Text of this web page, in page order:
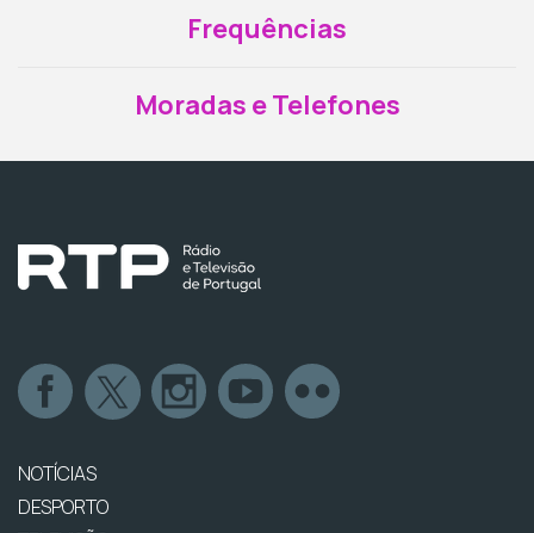
Frequências
Moradas e Telefones
NOTÍCIAS
DESPORTO